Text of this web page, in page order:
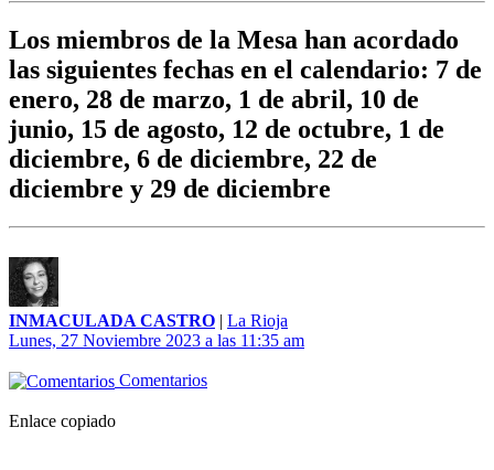
Los miembros de la Mesa han acordado
las siguientes fechas en el calendario: 7 de
enero, 28 de marzo, 1 de abril, 10 de
junio, 15 de agosto, 12 de octubre, 1 de
diciembre, 6 de diciembre, 22 de
diciembre y 29 de diciembre
INMACULADA CASTRO | La Rioja
Lunes, 27 Noviembre 2023 a las 11:35 am
Comentarios
Enlace copiado